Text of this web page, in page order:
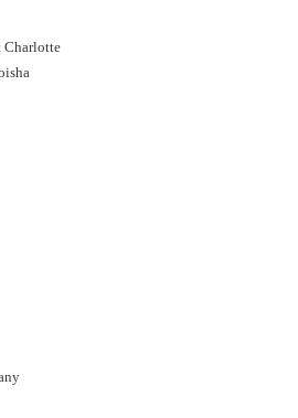
Charlotte